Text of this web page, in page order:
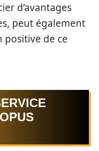
d’avantages
peut également
de ce